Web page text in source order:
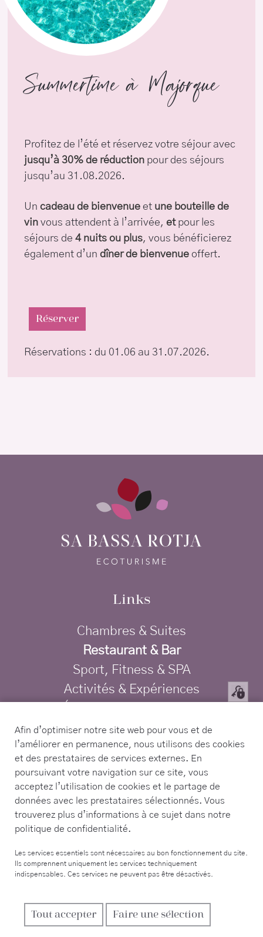
Summertime à Majorque
Profitez de l’été et réservez votre séjour avec
jusqu’à 30% de réduction pour des séjours
jusqu’au 31.08.2026.
Un cadeau de bienvenue et une bouteille de
vin vous attendent à l’arrivée, et pour les
séjours de 4 nuits ou plus, vous bénéficierez
également d’un dîner de bienvenue offert.
Réserver
Réservations : du 01.06 au 31.07.2026.
Links
Chambres & Suites
Restaurant & Bar
Sport, Fitness & SPA
Activités & Expériences
Offres exclusives
Confidentialité
Mentions légales
TRAVELIFE Gold Certified Hotel
Contact
Tel. +34 971 168 225
info@sabassarotja.com
Finca Son Orell
Afin d’optimiser notre site web pour vous et de
l’améliorer en permanence, nous utilisons des cookies
et des prestataires de services externes. En
poursuivant votre navigation sur ce site, vous
acceptez l’utilisation de cookies et le partage de
données avec les prestataires sélectionnés. Vous
trouverez plus d’informations à ce sujet dans notre
politique de confidentialité.
Les services essentiels sont nécessaires au bon fonctionnement du site.
Ils comprennent uniquement les services techniquement
indispensables. Ces services ne peuvent pas être désactivés.
Tout accepter Faire une sélection